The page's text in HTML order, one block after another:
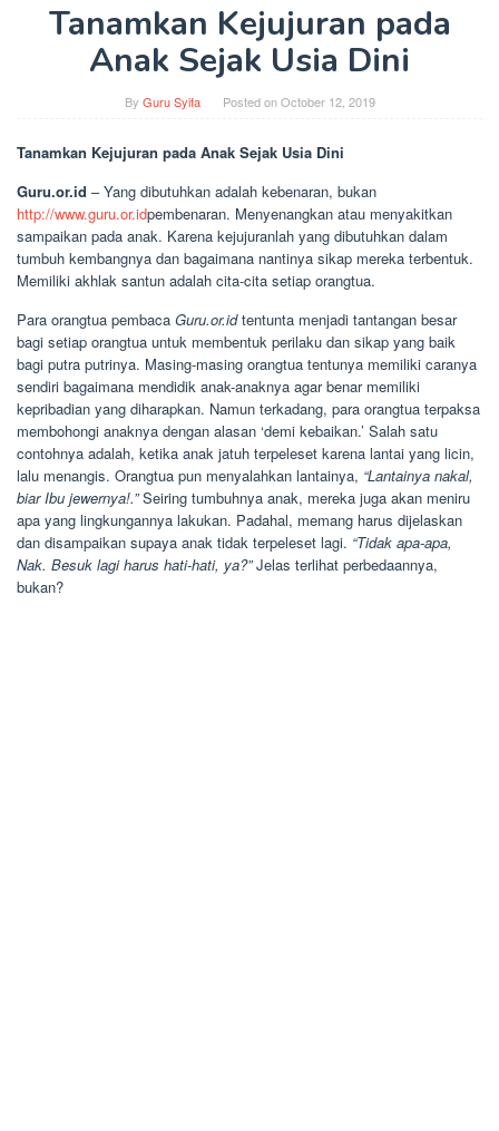
Tanamkan Kejujuran pada
Anak Sejak Usia Dini
By Guru Syifa Posted onOctober 12, 2019
Tanamkan Kejujuran pada Anak Sejak Usia Dini
Guru.or.id – Yang dibutuhkan adalah kebenaran, bukan
http://www.guru.or.idpembenaran. Menyenangkan atau menyakitkan
sampaikan pada anak. Karena kejujuranlah yang dibutuhkan dalam
tumbuh kembangnya dan bagaimana nantinya sikap mereka terbentuk.
Memiliki akhlak santun adalah cita-cita setiap orangtua.
Para orangtua pembaca Guru.or.idtentunta menjadi tantangan besar
bagi setiap orangtua untuk membentuk perilaku dan sikap yang baik
bagi putra putrinya. Masing-masing orangtua tentunya memiliki caranya
sendiri bagaimana mendidik anak-anaknya agar benar memiliki
kepribadian yang diharapkan. Namun terkadang, para orangtua terpaksa
membohongi anaknya dengan alasan ‘demi kebaikan.’ Salah satu
contohnya adalah, ketika anak jatuh terpeleset karena lantai yang licin,
lalu menangis. Orangtua pun menyalahkan lantainya, “Lantainya nakal,
biar Ibu jewernya!.”Seiring tumbuhnya anak, mereka juga akan meniru
apa yang lingkungannya lakukan. Padahal, memang harus dijelaskan
dan disampaikan supaya anak tidak terpeleset lagi. “Tidak apa-apa,
Nak. Besuk lagi harus hati-hati, ya?”Jelas terlihat perbedaannya,
bukan?